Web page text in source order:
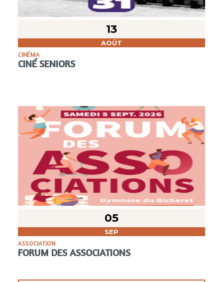
13
AOÛT
CINÉMA
CINÉ SENIORS
05
SEP
ASSOCIATION
FORUM DES ASSOCIATIONS